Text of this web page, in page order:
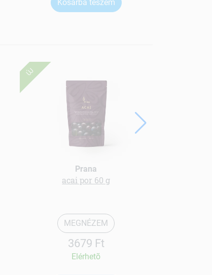
Kosárba teszem
ÚJ
Prana
acai por 60 g
MEGNÉZEM
3679 Ft
Elérhetõ